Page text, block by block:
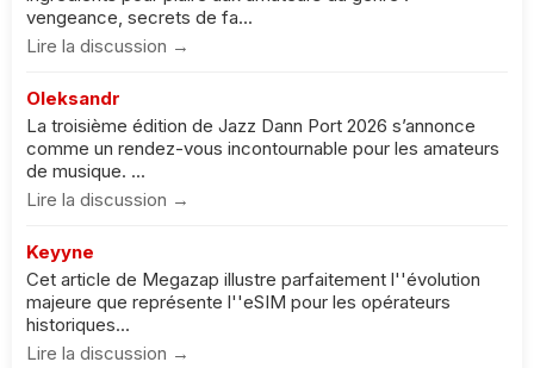
vengeance, secrets de fa...
Lire la discussion →
Oleksandr
La troisième édition de Jazz Dann Port 2026 s’annonce
comme un rendez-vous incontournable pour les amateurs
de musique. ...
Lire la discussion →
Keyyne
Cet article de Megazap illustre parfaitement l''évolution
majeure que représente l''eSIM pour les opérateurs
historiques...
Lire la discussion →